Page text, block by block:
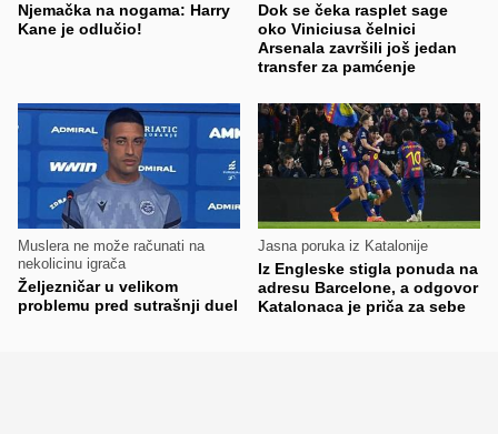
Njemačka na nogama: Harry
Kane je odlučio!
Dok se čeka rasplet sage
oko Viniciusa čelnici
Arsenala završili još jedan
transfer za pamćenje
Muslera ne može računati na
nekolicinu igrača
Željezničar u velikom
problemu pred sutrašnji duel
Jasna poruka iz Katalonije
Iz Engleske stigla ponuda na
adresu Barcelone, a odgovor
Katalonaca je priča za sebe